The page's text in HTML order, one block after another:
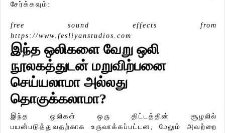
சேர்க்கவும்:
free sound effects from
https://www.fesliyanstudios.com
இந்த ஒலிகளை வேறு ஒலி
நூலகத்துடன் மறுவிற்பனை
செய்யலாமா அல்லது
தொகுக்கலாமா?
இந்த ஒலிகள் ஒரு திட்டத்தின் சூழலில்
பயன்படுத்துவதற்காக உருவாக்கப்பட்டன, மேலும் அவற்றை